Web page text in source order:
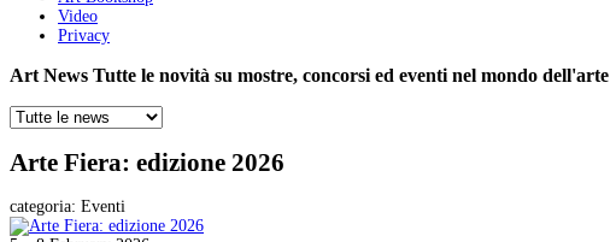
Video
Privacy
Art News Tutte le novità su mostre, concorsi ed eventi nel mondo dell'arte
Arte Fiera: edizione 2026
categoria: Eventi